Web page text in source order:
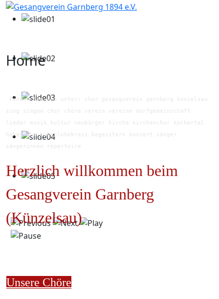
Home
Finden Sie uns unter: chor gesangverein garnberg künzelsau
sing singen chor chöre verein vereine dorfgemeinschaft
lieder musik kultur neubürger kirche kirchenchor kochertal
hohenlohe hohenlohekreis begeistern konzert sänger
sängerinnen repertoire
Herzlich willkommen beim
Gesangverein Garnberg
(Künzelsau)
Unsere Chöre